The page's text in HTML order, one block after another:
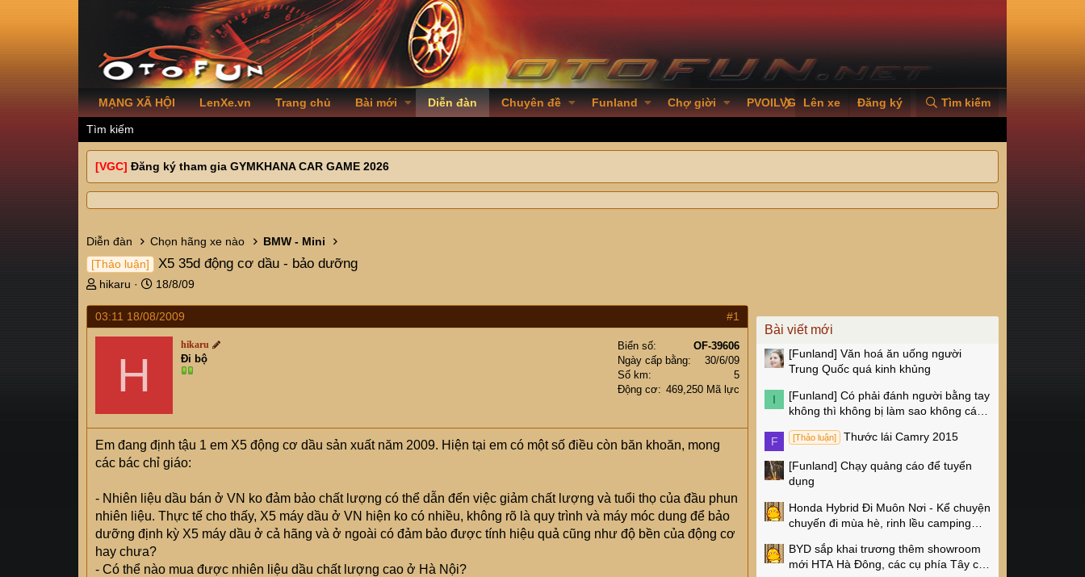
MẠNG XÃ HỘI LenXe.vn Trang chủ Bài mới Diễn đàn Chuyên đề Funland Chợ giời PVOILVGC2026
Lên xe Đăng ký Tìm kiếm
Tìm kiếm
[VGC] Đăng ký tham gia GYMKHANA CAR GAME 2026
Diễn đàn Chọn hãng xe nào BMW - Mini
[Thảo luận] X5 35d động cơ dầu - bảo dưỡng
T
r
e
e
r
hikaru
N
à
y
18/8/09
03:11 18/08/2009 #1
H
hikaru
Đi bộ
Biển số
OF-39606
Ngày cấp bằng
30/6/09
Số km
5
Động cơ
469,250 Mã lực
Em đang định tậu 1 em X5 động cơ dầu sản xuất năm 2009. Hiện tại em có một số điều còn băn khoăn, mong
các bác chỉ giáo:
- Nhiên liệu dầu bán ở VN ko đảm bảo chất lượng có thể dẫn đến việc giảm chất lượng và tuổi thọ của đầu phun
nhiên liệu. Thực tế cho thấy, X5 máy dầu ở VN hiện ko có nhiều, không rõ là quy trình và máy móc dung để bảo
dưỡng định kỳ X5 máy dầu ở cả hãng và ở ngoài có đảm bảo được tính hiệu quả cũng như độ bền của động cơ
hay chưa?
- Có thể nào mua được nhiên liệu dầu chất lượng cao ở Hà Nội?
Bài viết mới
[Funland] Văn hoá ăn uống người
Trung Quốc quá kinh khủng
I [Funland] Có phải đánh người bằng tay
không thì không bị làm sao không các
F
[Thảo luận] Thước lái Camry 2015
[Funland] Chạy quảng cáo để tuyển
dụng
Honda Hybrid Đi Muôn Nơi - Kể chuyện
chuyến đi mùa hè, rinh lều camping
BYD sắp khai trương thêm showroom
mới HTA Hà Đông, các cụ phía Tây có